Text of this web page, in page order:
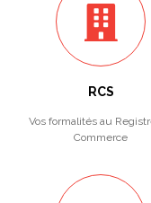
RCS
Vos formalités au
Commerce